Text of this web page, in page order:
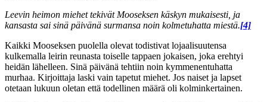
Leevin heimon miehet tekivät Mooseksen käskyn mukaisesti, ja
kansasta sai sinä päivänä surmansa noin kolmetuhatta miestä.[4]
Kaikki Mooseksen puolella olevat todistivat lojaalisuutensa
kulkemalla leirin reunasta toiselle tappaen jokaisen, joka erehtyi
heidän lähelleen. Sinä päivänä tehtiin noin kymmenentuhatta
murhaa. Kirjoittaja laski vain tapetut miehet. Jos naiset ja lapset
otetaan lukuun oletan että todellinen määrä oli kolminkertainen.